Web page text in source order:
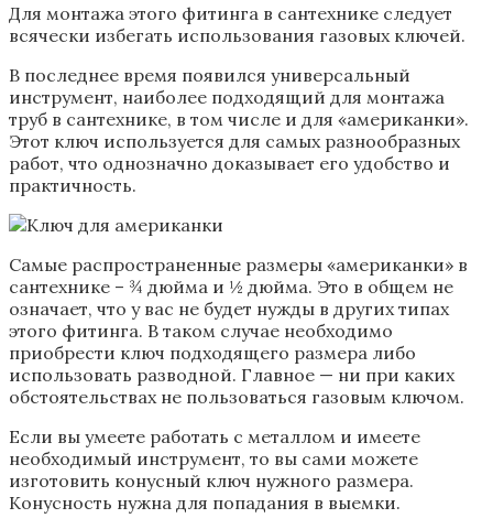
Для монтажа этого фитинга в сантехнике следует
всячески избегать использования газовых ключей.
В последнее время появился универсальный
инструмент, наиболее подходящий для монтажа
труб в сантехнике, в том числе и для «американки».
Этот ключ используется для самых разнообразных
работ, что однозначно доказывает его удобство и
практичность.
Самые распространенные размеры «американки» в
сантехнике – ¾ дюйма и ½ дюйма. Это в общем не
означает, что у вас не будет нужды в других типах
этого фитинга. В таком случае необходимо
приобрести ключ подходящего размера либо
использовать разводной. Главное — ни при каких
обстоятельствах не пользоваться газовым ключом.
Если вы умеете работать с металлом и имеете
необходимый инструмент, то вы сами можете
изготовить конусный ключ нужного размера.
Конусность нужна для попадания в выемки.